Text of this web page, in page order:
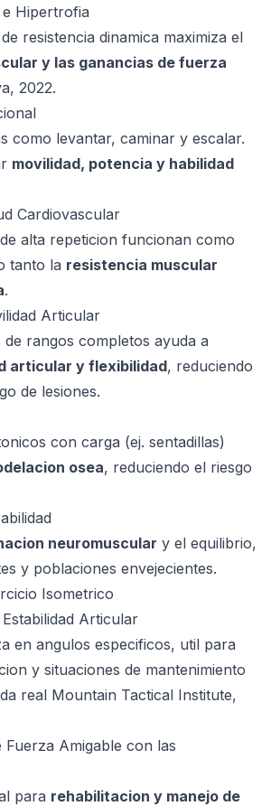
Hipertrofia
resistencia dinamica maximiza el
y las ganancias de fuerza
2022.
como levantar, caminar y escalar.
movilidad, potencia y habilidad
Cardiovascular
alta repeticion funcionan como
tanto la resistencia muscular
.
Articular
rangos completos ayuda a
articular y flexibilidad, reduciendo
de lesiones.
con carga (ej. sentadillas)
osea, reduciendo el riesgo
neuromuscular y el equilibrio,
y poblaciones envejecientes.
Isometrico
Articular
en angulos especificos, util para
y situaciones de mantenimiento
real Mountain Tactical Institute,
Fuerza Amigable con las
para rehabilitacion y manejo de